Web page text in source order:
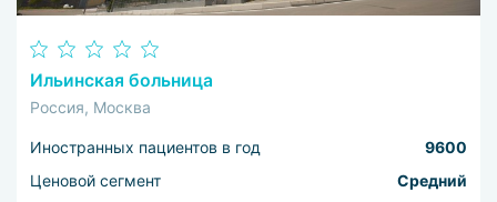
Ильинская больница
Россия, Москва
Иностранных пациентов в год
9600
Ценовой сегмент
Средний